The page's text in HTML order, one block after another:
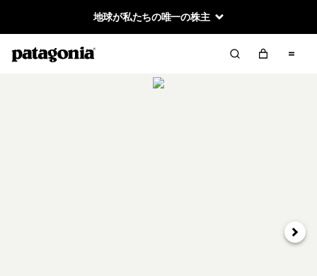
地球が私たちの唯一の株主
次へ